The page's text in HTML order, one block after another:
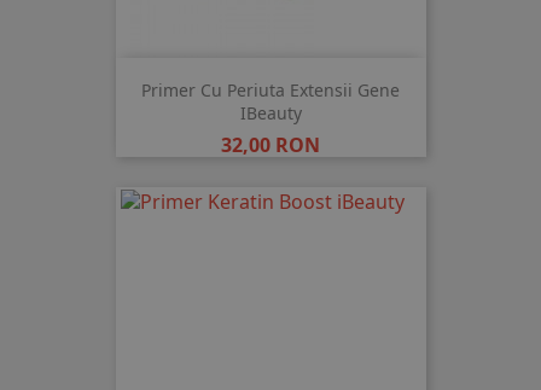
Primer Cu Periuta Extensii Gene
IBeauty
Pret
32,00 RON